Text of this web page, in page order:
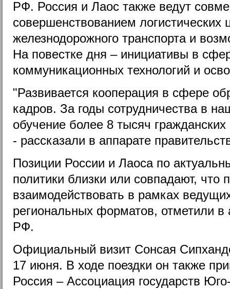
РФ. Россия и Лаос также ведут
совершенствованием логистических
железнодорожного транспорта и
На повестке дня – инициативы в
коммуникационных технологий и
"Развивается кооперация в сфере
кадров. За годы сотрудничества в
обучение более 8 тысяч
- рассказали в аппарате
Позиции России и Лаоса по
политики близки или совпадают, что
взаимодействовать в рамках
региональных форматов, отметили в
РФ.
Официальный визит Сонсая
17 июня. В ходе поездки он также
Россия – Ассоциация государств